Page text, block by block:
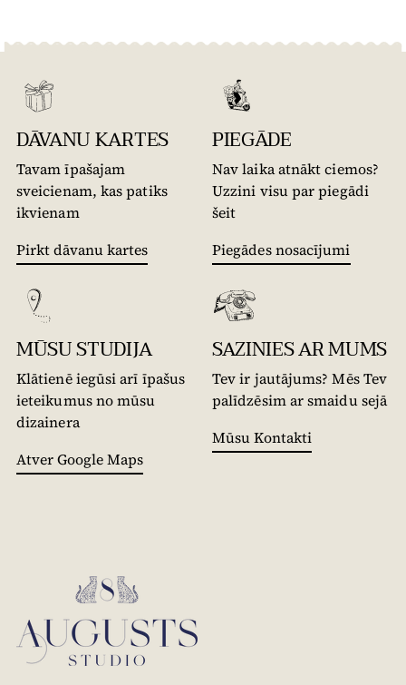
DĀVANU KARTES
Tavam īpašajam
sveicienam, kas patiks
ikvienam
Pirkt dāvanu kartes
PIEGĀDE
Nav laika atnākt ciemos?
Uzzini visu par piegādi
šeit
Piegādes nosacījumi
MŪSU STUDIJA
Klātienē iegūsi arī īpašus
ieteikumus no mūsu
dizainera
Atver Google Maps
SAZINIES AR MUMS
Tev ir jautājums? Mēs Tev
palīdzēsim ar smaidu sejā
Mūsu Kontakti